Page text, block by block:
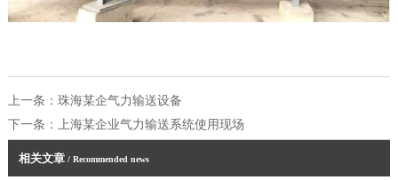
上一条： 珠海某企气力输送设备
下一条：
上海某企业气力输送系统使用现场
相关文章/ Recommended news